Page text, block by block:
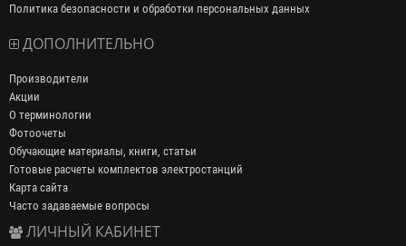
Политика безопасности и обработки персональных данных
ДОПОЛНИТЕЛЬНО
Производители
Акции
О терминологии
Фотоочеты
Обучающие материалы, книги, статьи
Готовые расчеты комплектов электростанций
Карта сайта
Часто задаваемые вопросы
ЛИЧНЫЙ КАБИНЕТ